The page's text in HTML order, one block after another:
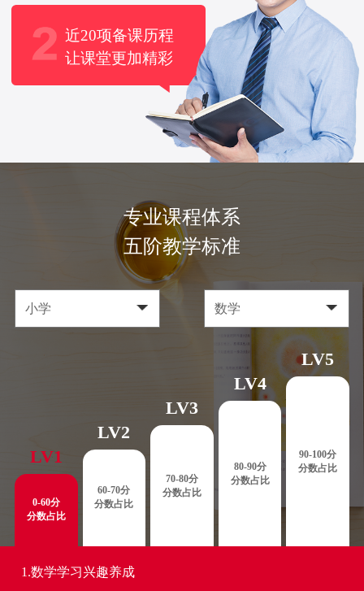
近20项备课历程
让课堂更加精彩
专业课程体系
五阶教学标准
LV1
0-60分
分数占比
LV2
60-70分
分数占比
LV3
70-80分
分数占比
LV4
80-90分
分数占比
LV5
90-100分
分数占比
1.数学学习兴趣养成